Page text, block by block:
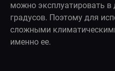
можно эксплуатировать в
градусов. Поэтому для
сложными
именно ее.